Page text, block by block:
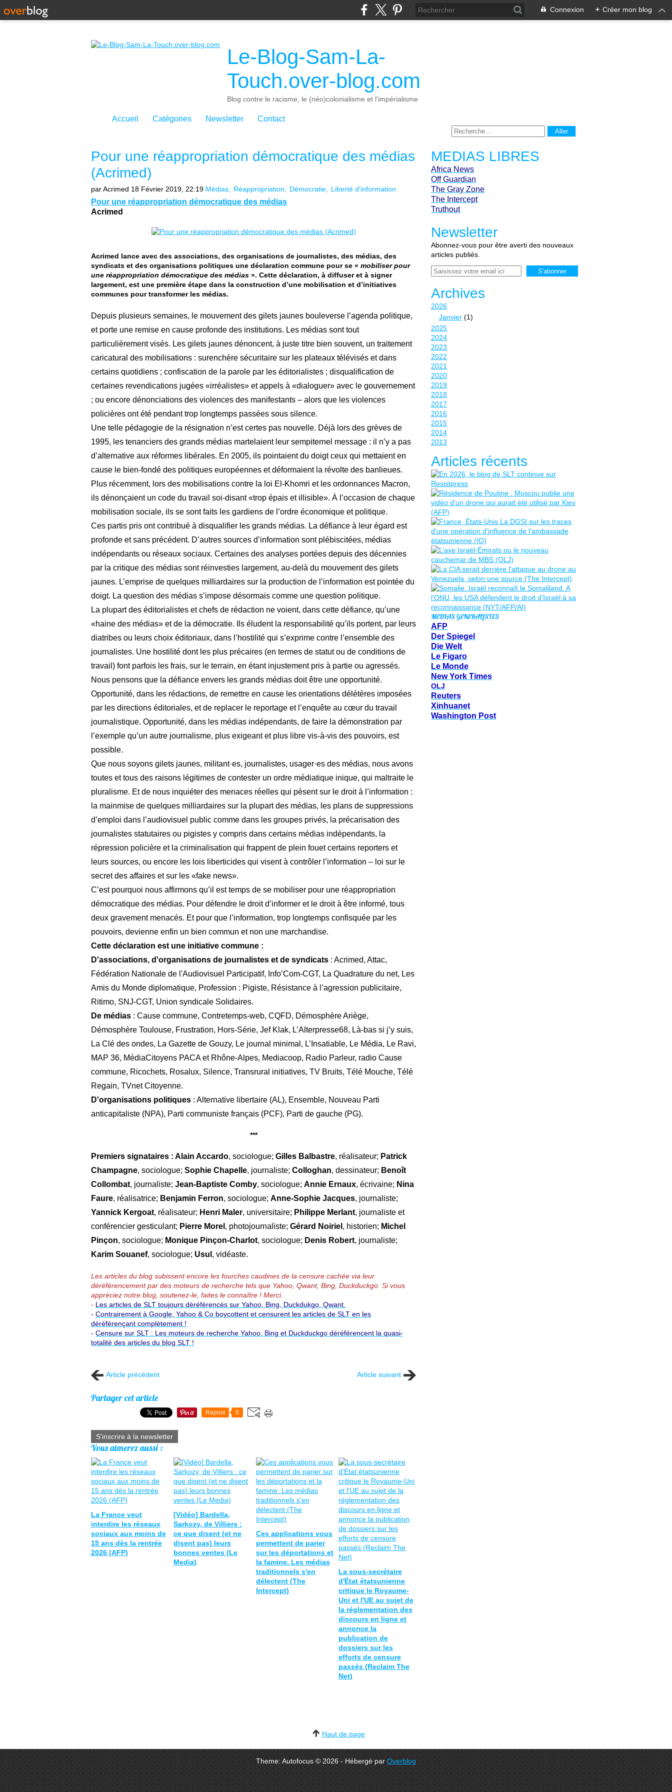
Connexion + Créer mon blog
Le-Blog-Sam-La-
Touch.over-blog.com
Blog contre le racisme, le (néo)colonialisme et l'impérialisme
Accueil Catégories Newsletter Contact
Pour une réappropriation démocratique des médias
(Acrimed)
par Acrimed 18 Février 2019, 22:19 Médias Réappropriation Démocratie Liberté d'information
Pour une réappropriation démocratique des médias
Acrimed
Acrimed lance avec des associations, des organisations de journalistes, des médias, des
syndicats et des organisations politiques une déclaration commune pour se « mobiliser pour
une réappropriation démocratique des médias ». Cette déclaration, à diffuser et à signer
largement, est une première étape dans la construction d’une mobilisation et d’initiatives
communes pour transformer les médias.
Depuis plusieurs semaines, le mouvement des gilets jaunes bouleverse l’agenda politique,
et porte une remise en cause profonde des institutions. Les médias sont tout
particulièrement visés. Les gilets jaunes dénoncent, à juste titre bien souvent, un traitement
caricatural des mobilisations : surenchère sécuritaire sur les plateaux télévisés et dans
certains quotidiens ; confiscation de la parole par les éditorialistes ; disqualification de
certaines revendications jugées «irréalistes» et appels à «dialoguer» avec le gouvernement
; ou encore dénonciations des violences des manifestants – alors que les violences
policières ont été pendant trop longtemps passées sous silence.
Une telle pédagogie de la résignation n’est certes pas nouvelle. Déjà lors des grèves de
1995, les tenanciers des grands médias martelaient leur sempiternel message : il n’y a pas
d’alternative aux réformes libérales. En 2005, ils pointaient du doigt ceux qui mettaient en
cause le bien-fondé des politiques européennes et déformaient la révolte des banlieues.
Plus récemment, lors des mobilisations contre la loi El-Khomri et les ordonnances Macron,
ils dénonçaient un code du travail soi-disant «trop épais et illisible». À l’occasion de chaque
mobilisation sociale, ils se sont faits les gardiens de l’ordre économique et politique.
Ces partis pris ont contribué à disqualifier les grands médias. La défiance à leur égard est
profonde et sans précédent. D’autres sources d’information sont plébiscitées, médias
indépendants ou réseaux sociaux. Certaines des analyses portées depuis des décennies
par la critique des médias sont réinvesties largement, au-delà du mouvement des gilets
jaunes. L’emprise de quelques milliardaires sur la production de l’information est pointée du
doigt. La question des médias s’impose désormais comme une question politique.
La plupart des éditorialistes et chefs de rédaction ne voient, dans cette défiance, qu’une
«haine des médias» et de la démocratie. Ils éludent la responsabilité qu’ils portent, par leurs
diatribes ou leurs choix éditoriaux, dans l’hostilité qui s’exprime contre l’ensemble des
journalistes. Une hostilité dont les plus précaires (en termes de statut ou de conditions de
travail) font parfois les frais, sur le terrain, en étant injustement pris à partie ou agressés.
Nous pensons que la défiance envers les grands médias doit être une opportunité.
Opportunité, dans les rédactions, de remettre en cause les orientations délétères imposées
par les directions éditoriales, et de replacer le reportage et l’enquête au cœur du travail
journalistique. Opportunité, dans les médias indépendants, de faire la démonstration par
l’exemple qu’un autre journalisme, plus exigeant et plus libre vis-à-vis des pouvoirs, est
possible.
Que nous soyons gilets jaunes, militant·es, journalistes, usager·es des médias, nous avons
toutes et tous des raisons légitimes de contester un ordre médiatique inique, qui maltraite le
pluralisme. Et de nous inquiéter des menaces réelles qui pèsent sur le droit à l’information :
la mainmise de quelques milliardaires sur la plupart des médias, les plans de suppressions
d’emploi dans l’audiovisuel public comme dans les groupes privés, la précarisation des
journalistes statutaires ou pigistes y compris dans certains médias indépendants, la
répression policière et la criminalisation qui frappent de plein fouet certains reporters et
leurs sources, ou encore les lois liberticides qui visent à contrôler l’information – loi sur le
secret des affaires et sur les «fake news».
C’est pourquoi nous affirmons qu’il est temps de se mobiliser pour une réappropriation
démocratique des médias. Pour défendre le droit d’informer et le droit à être informé, tous
deux gravement menacés. Et pour que l’information, trop longtemps confisquée par les
pouvoirs, devienne enfin un bien commun et non une marchandise.
Cette déclaration est une initiative commune :
D'associations, d'organisations de journalistes et de syndicats : Acrimed, Attac,
Fédération Nationale de l'Audiovisuel Participatif, Info’Com-CGT, La Quadrature du net, Les
Amis du Monde diplomatique, Profession : Pigiste, Résistance à l’agression publicitaire,
Ritimo, SNJ-CGT, Union syndicale Solidaires.
De médias : Cause commune, Contretemps-web, CQFD, Démosphère Ariège,
Démosphère Toulouse, Frustration, Hors-Série, Jef Klak, L’Alterpresse68, Là-bas si j’y suis,
La Clé des ondes, La Gazette de Gouzy, Le journal minimal, L’Insatiable, Le Média, Le Ravi,
MAP 36, MédiaCitoyens PACA et Rhône-Alpes, Mediacoop, Radio Parleur, radio Cause
commune, Ricochets, Rosalux, Silence, Transrural initiatives, TV Bruits, Télé Mouche, Télé
Regain, TVnet Citoyenne.
D'organisations politiques : Alternative libertaire (AL), Ensemble, Nouveau Parti
anticapitaliste (NPA), Parti communiste français (PCF), Parti de gauche (PG).
***
Premiers signataires : Alain Accardo, sociologue; Gilles Balbastre, réalisateur; Patrick
Champagne, sociologue; Sophie Chapelle, journaliste; Colloghan, dessinateur; Benoît
Collombat, journaliste; Jean-Baptiste Comby, sociologue; Annie Ernaux, écrivaine; Nina
Faure, réalisatrice; Benjamin Ferron, sociologue; Anne-Sophie Jacques, journaliste;
Yannick Kergoat, réalisateur; Henri Maler, universitaire; Philippe Merlant, journaliste et
conférencier gesticulant; Pierre Morel , photojournaliste; Gérard Noiriel , historien; Michel
Pinçon, sociologue; Monique Pinçon-Charlot, sociologue; Denis Robert, journaliste;
Karim Souanef, sociologue; Usul , vidéaste.
Les articles du blog subissent encore les fourches caudines de la censure cachée via leur
déréférencement par des moteurs de recherche tels que Yahoo, Qwant, Bing, Duckduckgo. Si vous
appréciez notre blog, soutenez-le, faites le connaître ! Merci.
- Les articles de SLT toujours déréférencés sur Yahoo, Bing, Duckdukgo, Qwant.
- Contrairement à Google, Yahoo & Co boycottent et censurent les articles de SLT en les
déréférençant complètement !
- Censure sur SLT : Les moteurs de recherche Yahoo, Bing et Duckduckgo déréférencent la quasi-
totalité des articles du blog SLT !
Article précédent Article suivant
Partager cet article
Repost 0
S'inscrire à la newsletter
Vous aimerez aussi :
La France veut
interdire les réseaux
sociaux aux moins de
15 ans dès la rentrée
2026 (AFP)
[Vidéo] Bardella,
Sarkozy, de Villiers :
ce que disent (et ne
disent pas) leurs
bonnes ventes (Le
Media)
Ces applications vous
permettent de parier
sur les déportations et
la famine. Les médias
traditionnels s'en
délectent (The
Intercept)
La sous-secrétaire
d'État étatsunienne
critique le Royaume-
Uni et l'UE au sujet de
la réglementation des
discours en ligne et
annonce la
publication de
dossiers sur les
efforts de censure
passés (Reclaim The
Net)
MEDIAS LIBRES
Africa News
Off Guardian
The Gray Zone
The Intercept
Truthout
Newsletter
Abonnez-vous pour être averti des nouveaux
articles publiés.
Email
Archives
2026
Janvier (1)
2025
2024
2023
2022
2021
2020
2019
2018
2017
2016
2015
2014
2013
Articles récents
MEDIAS GENERALISTES
AFP
Der Spiegel
Die Welt
Le Figaro
Le Monde
New York Times
OLJ
Reuters
Xinhuanet
Washington Post
Haut de page
Theme: Autofocus © 2026 - Hébergé parOverblog